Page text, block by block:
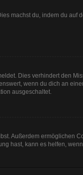
machst du, indem du auf
Dies verhindert den
wenn du dich an
ausgeschaltet.
Außerdem ermöglichen
hast, kann es helfen,